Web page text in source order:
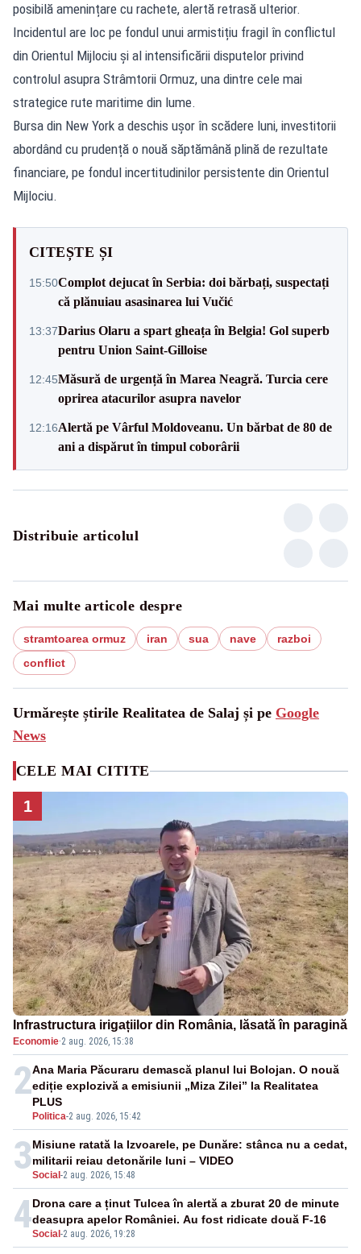
posibilă amenințare cu rachete, alertă retrasă ulterior.
Incidentul are loc pe fondul unui armistițiu fragil în conflictul
din Orientul Mijlociu și al intensificării disputelor privind
controlul asupra Strâmtorii Ormuz, una dintre cele mai
strategice rute maritime din lume.
Bursa din New York a deschis ușor în scădere luni, investitorii
abordând cu prudență o nouă săptămână plină de rezultate
financiare, pe fondul incertitudinilor persistente din Orientul
Mijlociu.
CITEȘTE ȘI
15:50Complot dejucat în Serbia: doi bărbați, suspectați
că plănuiau asasinarea lui Vučić
13:37Darius Olaru a spart gheața în Belgia! Gol superb
pentru Union Saint-Gilloise
12:45Măsură de urgență în Marea Neagră. Turcia cere
oprirea atacurilor asupra navelor
12:16Alertă pe Vârful Moldoveanu. Un bărbat de 80 de
ani a dispărut în timpul coborârii
Distribuie articolul
Mai multe articole despre
stramtoarea ormuz iran sua nave
razboi
conflict
Urmărește știrile Realitatea de Salaj și pe Google
News
CELE MAI CITITE
1
Infrastructura irigațiilor din România, lăsată în paragină
Economie·2 aug. 2026, 15:38
2
Politica-2 aug. 2026, 15:42
Ana Maria Păcuraru demască planul lui Bolojan. O nouă
ediție explozivă a emisiunii „Miza Zilei” la Realitatea
PLUS
3Social-2 aug. 2026, 15:48
Misiune ratată la Izvoarele, pe Dunăre: stânca nu a cedat,
militarii reiau detonările luni – VIDEO
4Social-2 aug. 2026, 19:28
Drona care a ținut Tulcea în alertă a zburat 20 de minute
deasupra apelor României. Au fost ridicate două F-16